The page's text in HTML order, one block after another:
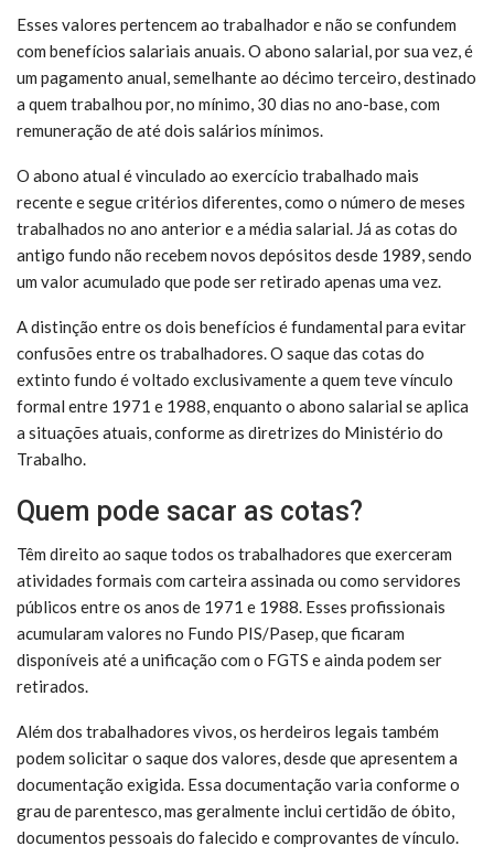
Esses valores pertencem ao trabalhador e não se confundem
com benefícios salariais anuais. O abono salarial, por sua vez, é
um pagamento anual, semelhante ao décimo terceiro, destinado
a quem trabalhou por, no mínimo, 30 dias no ano-base, com
remuneração de até dois salários mínimos.
O abono atual é vinculado ao exercício trabalhado mais
recente e segue critérios diferentes, como o número de meses
trabalhados no ano anterior e a média salarial. Já as cotas do
antigo fundo não recebem novos depósitos desde 1989, sendo
um valor acumulado que pode ser retirado apenas uma vez.
A distinção entre os dois benefícios é fundamental para evitar
confusões entre os trabalhadores. O saque das cotas do
extinto fundo é voltado exclusivamente a quem teve vínculo
formal entre 1971 e 1988, enquanto o abono salarial se aplica
a situações atuais, conforme as diretrizes do Ministério do
Trabalho.
Quem pode sacar as cotas?
Têm direito ao saque todos os trabalhadores que exerceram
atividades formais com carteira assinada ou como servidores
públicos entre os anos de 1971 e 1988. Esses profissionais
acumularam valores no Fundo PIS/Pasep, que ficaram
disponíveis até a unificação com o FGTS e ainda podem ser
retirados.
Além dos trabalhadores vivos, os herdeiros legais também
podem solicitar o saque dos valores, desde que apresentem a
documentação exigida. Essa documentação varia conforme o
grau de parentesco, mas geralmente inclui certidão de óbito,
documentos pessoais do falecido e comprovantes de vínculo.